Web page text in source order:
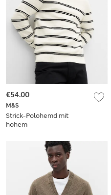
M&S
Strick-Polohemd mit
hohem
Reißverschluss
€54.00